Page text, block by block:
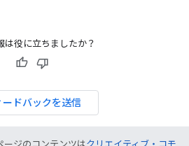
は役に立ちましたか？
ードバックを送信